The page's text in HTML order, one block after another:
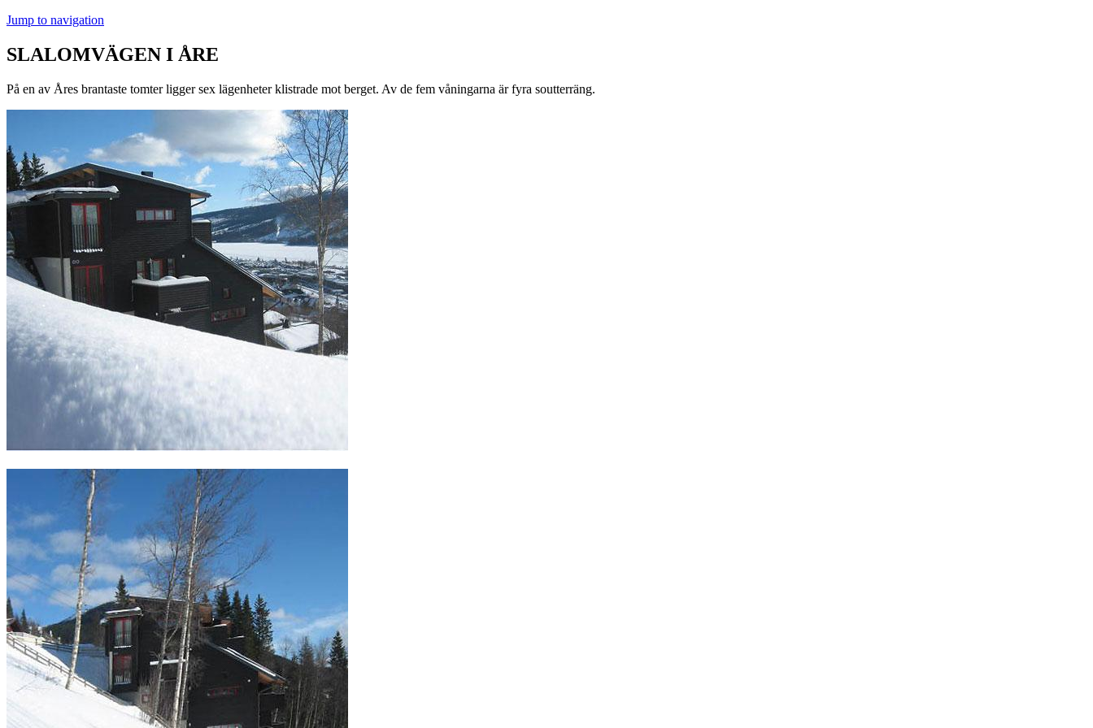
Jump to navigation
SLALOMVÄGEN I ÅRE
På en av Åres brantaste tomter ligger sex lägenheter klistrade mot berget. Av de fem våningarna är fyra soutterräng.